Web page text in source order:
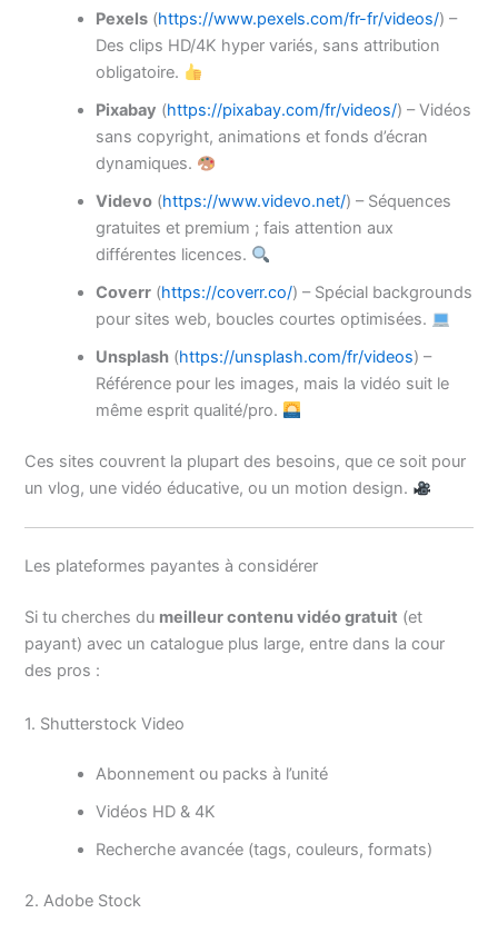
Pexels (https://www.pexels.com/fr-fr/videos/) –
Des clips HD/4K hyper variés, sans attribution
obligatoire.
Pixabay (https://pixabay.com/fr/videos/) – Vidéos
sans copyright, animations et fonds d’écran
dynamiques.
Videvo (https://www.videvo.net/) – Séquences
gratuites et premium ; fais attention aux
différentes licences.
Coverr (https://coverr.co/) – Spécial backgrounds
pour sites web, boucles courtes optimisées.
Unsplash (https://unsplash.com/fr/videos) –
Référence pour les images, mais la vidéo suit le
même esprit qualité/pro.
Ces sites couvrent la plupart des besoins, que ce soit pour
un vlog, une vidéo éducative, ou un motion design.
Les plateformes payantes à considérer
Si tu cherches du meilleur contenu vidéo gratuit (et
payant) avec un catalogue plus large, entre dans la cour
des pros :
1. Shutterstock Video
Abonnement ou packs à l’unité
Vidéos HD & 4K
Recherche avancée (tags, couleurs, formats)
2. Adobe Stock